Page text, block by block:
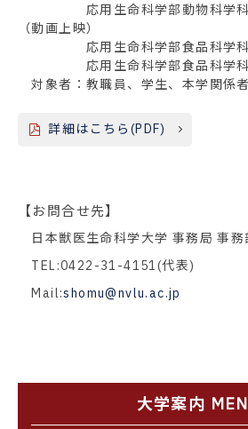
応用生命科学部動物科学
（動画上映）
応用生命科学部食品科学
応用生命科学部食品科学
対象者：教職員、学生、本学関係者
詳細はこちら(PDF)
【お問合せ先】
日本獣医生命科学大学 事務局 事務
TEL:0422-31-4151(代表)
Mail:shomu@nvlu.ac.jp
大学案内